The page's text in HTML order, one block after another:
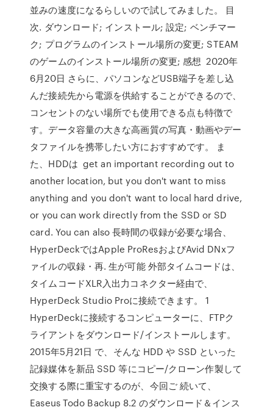
並みの速度になるらしいので試してみました。 目
次. ダウンロード; インストール; 設定; ベンチマー
ク; プログラムのインストール場所の変更; STEAM
のゲームのインストール場所の変更; 感想 2020年
6月20日 さらに、パソコンなどUSB端子を差し込
んだ接続先から電源を供給することができるので、
コンセントのない場所でも使用できる点も特徴で
す。データ容量の大きな高画質の写真・動画やデー
タファイルを携帯したい方におすすめです。 ま
た、HDDは get an important recording out to
another location, but you don't want to miss
anything and you don't want to local hard drive,
or you can work directly from the SSD or SD
card. You can also 長時間の収録が必要な場合、
HyperDeckではApple ProResおよびAvid DNxフ
ァイルの収録・再. 生が可能 外部タイムコードは、
タイムコードXLR入出力コネクター経由で、
HyperDeck Studio Proに接続できます。 1
HyperDeckに接続するコンピューターに、FTPク
ライアントをダウンロード/インストールします。
2015年5月21日 で、そんな HDD や SSD といった
記録媒体を新品 SSD 等にコピー/クローン作製して
交換する際に重宝するのが、今回ご 続いて、
Easeus Todo Backup 8.2 のダウンロード＆インス